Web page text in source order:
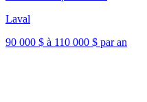
Laval
90 000 $ à 110 000 $ par an